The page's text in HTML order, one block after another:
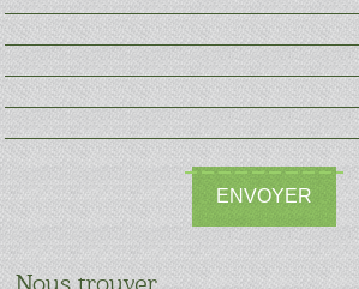
ENVOYER
Nous trouver